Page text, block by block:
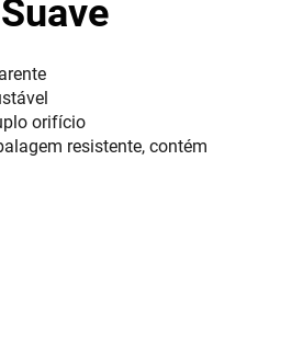
orifício
resistente, contém